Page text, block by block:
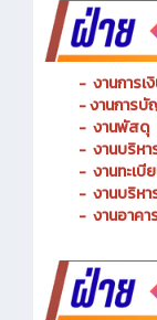
- งานการเ
-งานการ
- งานพัสดุ
- งานบริห
- งานทะเบี
- งานบริหา
- งานอาค